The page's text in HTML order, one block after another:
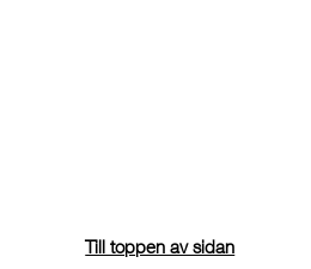
Till toppen av sidan